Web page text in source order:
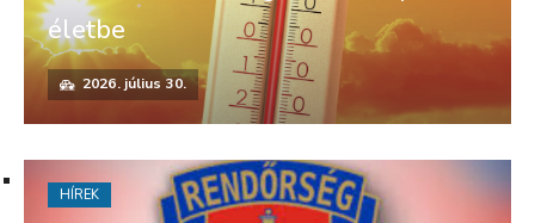
életbe
2026. július 30.
HÍREK